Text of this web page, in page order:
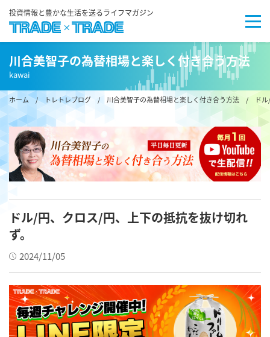
投資情報と豊かな生活を送るライフマガジン
川合美智子の為替相場と楽しく付き合う方法
kawai
ホーム/ トレトレブログ / 川合美智子の為替相場と楽しく付き合う方法 / ドル/
ドル/円、クロス/円、上下の抵抗を抜け切れ
ず。
2024/11/05